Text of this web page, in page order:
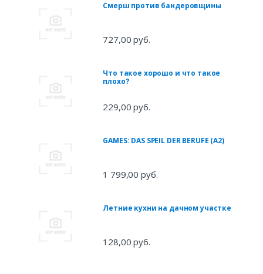
Смерш против бандеровщины
727,00 руб.
Что такое хорошо и что такое
плохо?
229,00 руб.
GAMES: DAS SPEIL DER BERUFE (A2)
1 799,00 руб.
Летние кухни на дачном участке
128,00 руб.